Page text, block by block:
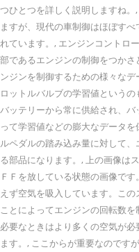
つひとつを詳しく説明しますね
ますが、現代の車制御はほぼす
れています。, エンジンコントロ
部であるエンジンの制御をつか
ンジンを制御するための様々な
ロットルバルブの学習値という
バッテリーから常に供給され、
って学習値などの膨大なデータ
ルペダルの踏み込み量に対して
る部品になります。, 上の画像は
ＦＦを放している状態の画像で
えず空気を吸入しています。こ
ことによってエンジンの回転数
必要なときはより多くの空気が
ます。, ここからが重要なのです